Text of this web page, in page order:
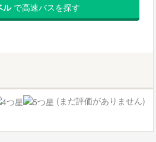
ルで高速バスを探す
(まだ評価がありません)